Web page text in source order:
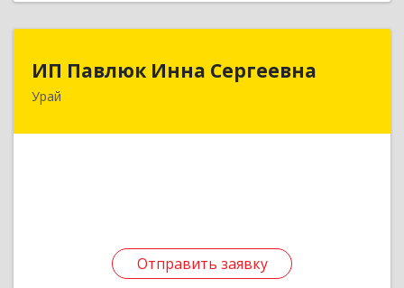
ИП Павлюк Инна Сергеевна
Урай
Отправить заявку
628284, Ханты-Мансийский Автономный округ
Отправить заявку